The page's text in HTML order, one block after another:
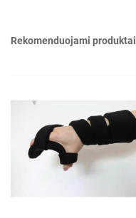
Rekomenduojami produktai